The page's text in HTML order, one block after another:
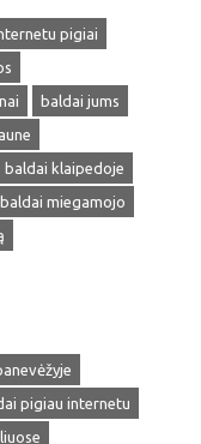
pigiai
baldai jums
baldai klaipedoje
baldai miegamojo
pigiau internetu